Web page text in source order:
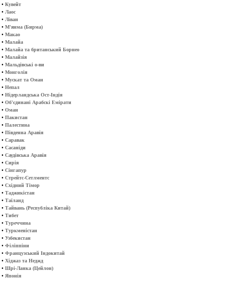
• Кувейт
• Лаос
• Ліван
• М'янма (Бирма)
• Макао
• Малайа
• Малайа та британський Борнео
• Малайзія
• Мальдівські о-ви
• Монголія
• Мускат та Оман
• Непал
• Нідерландська Ост-Індія
• Об'єдинані Арабскі Емірати
• Оман
• Пакистан
• Палестина
• Південна Аравія
• Саравак
• Сасаніди
• Саудівська Аравія
• Сирія
• Сінгапур
• Стрейтс-Сетлментс
• Східний Тімор
• Таджикістан
• Таїланд
• Тайвань (Республіка Китай)
• Тибет
• Туреччина
• Туркменістан
• Узбекистан
• Філіппіни
• Французський Індокитай
• Хіджаз та Неджд
• Шрі-Ланка (Цейлон)
• Японія